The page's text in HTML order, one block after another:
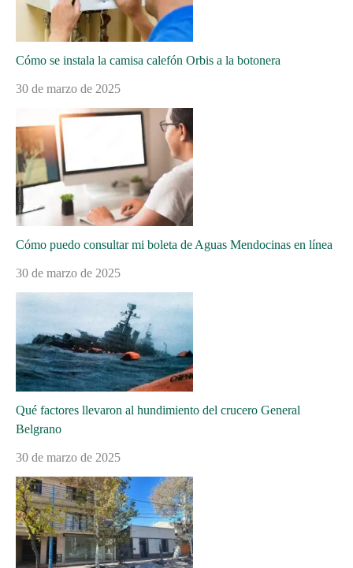
Cómo se instala la camisa calefón Orbis a la botonera
30 de marzo de 2025
Cómo puedo consultar mi boleta de Aguas Mendocinas en línea
30 de marzo de 2025
Qué factores llevaron al hundimiento del crucero General
Belgrano
30 de marzo de 2025